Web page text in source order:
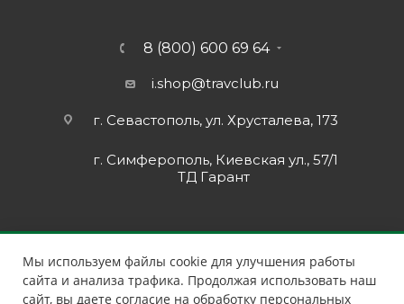
8 (800) 600 69 64
i.shop@travclub.ru
г. Севастополь, ул. Хрусталева, 173
г. Симферополь, Киевская ул., 57/1
ТД Гарант
Мы используем файлы cookie для улучшения работы
сайта и анализа трафика. Продолжая использовать наш
сайт, вы даете согласие на обработку персональных